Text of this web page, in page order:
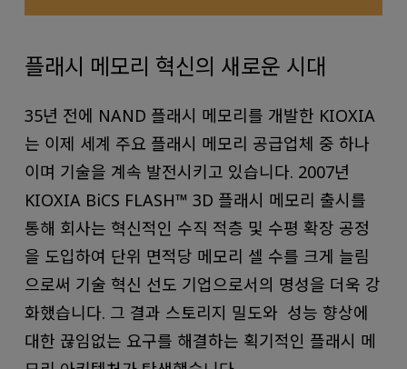
플래시 메모리 혁신의 새로운 시대
35년 전에 NAND 플래시 메모리를 개발한 KIOXIA
는 이제 세계 주요 플래시 메모리 공급업체 중 하나
이며 기술을 계속 발전시키고 있습니다. 2007년
KIOXIA BiCS FLASH™ 3D 플래시 메모리 출시를
통해 회사는 혁신적인 수직 적층 및 수평 확장 공정
을 도입하여 단위 면적당 메모리 셀 수를 크게 늘림
으로써 기술 혁신 선도 기업으로서의 명성을 더욱 강
화했습니다. 그 결과 스토리지 밀도와 성능 향상에
대한 끊임없는 요구를 해결하는 획기적인 플래시 메